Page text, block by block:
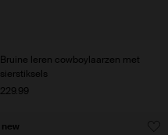
Bruine leren cowboylaarzen met
sierstiksels
229.99
new